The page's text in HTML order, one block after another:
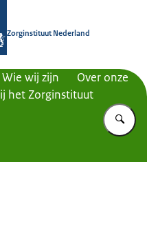
Zorginstituut Nederland
Wie wij zijn
Over onze
het Zorginstituut